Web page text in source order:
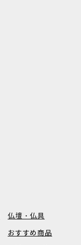
仏壇・仏具
おすすめ商品